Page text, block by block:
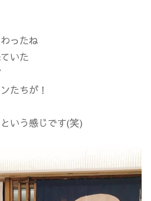
ったね
いた
たちが！
いう感じです(笑)